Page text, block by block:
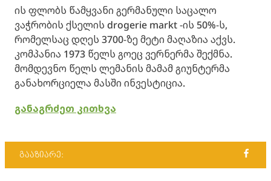
ის ფლობს წამყვანი გერმანული საცალო
ვაჭრობის ქსელის drogerie markt -ის 50%-ს,
რომელსაც დღეს 3700-ზე მეტი მაღაზია აქვს.
კომპანია 1973 წელს გოეც ვერნერმა შექმნა.
მომდევნო წელს ლემანის მამამ გიუნტერმა
განახორციელა მასში ინვესტიცია.
განაგრძეთ კითხვა
გააზიარე: